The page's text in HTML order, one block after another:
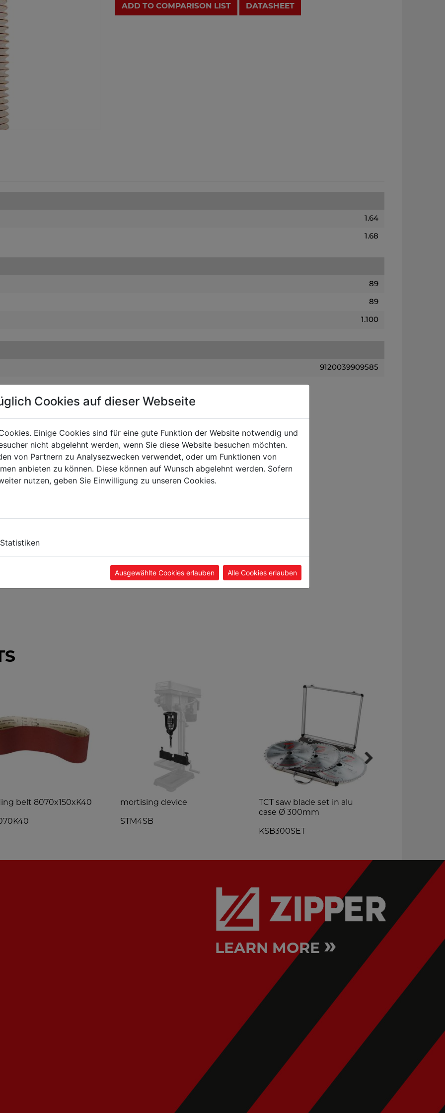
ADD TO COMPARISON LIST DATASHEET
1.64
1.68
89
89
1.100
9120039909585
ACCESSORIES
belt 8070x150xK40 mortising device
STM4SB
TCT saw blade set in alu
case Ø 300mm
KSB300SET
LEARN MORE »
Cookies auf dieser Webseite
Einige Cookies sind für eine gute Funktion der Website notwendig und
nicht abgelehnt werden, wenn Sie diese Website besuchen möchten.
von Partnern zu Analysezwecken verwendet, oder um Funktionen von
anbieten zu können. Diese können auf Wunsch abgelehnt werden. Sofern
nutzen, geben Sie Einwilligung zu unseren Cookies.
Statistiken
Ausgewählte Cookies erlauben Alle Cookies erlauben